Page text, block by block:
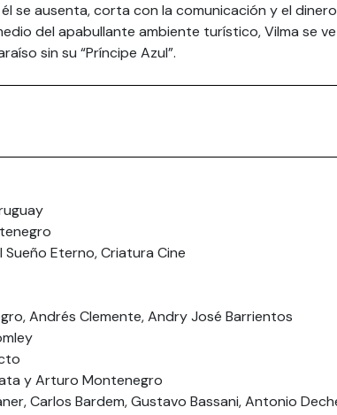
se ausenta, corta con la comunicación y el dinero
del apabullante ambiente turístico, Vilma se ve
sin su “Príncipe Azul”.
Sueño Eterno, Criatura Cine
Andrés Clemente, Andry José Barrientos
y Arturo Montenegro
Carlos Bardem, Gustavo Bassani, Antonio